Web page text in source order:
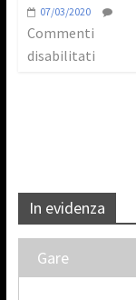
07/03/2020
Commenti
disabilitati
In evidenza
Gare